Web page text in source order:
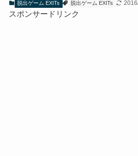
脱出ゲーム EXITs 脱出ゲーム EXITs
スポンサードリンク